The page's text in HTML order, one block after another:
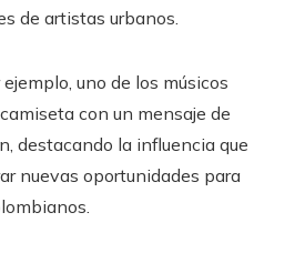
de artistas urbanos.
uno de los músicos
con un mensaje de
destacando la influencia que
nuevas oportunidades para